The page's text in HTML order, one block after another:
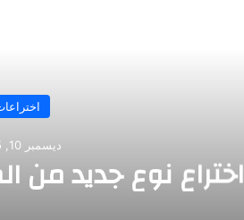
ديسمبر 10, 2025
اختراع نوع جديد من